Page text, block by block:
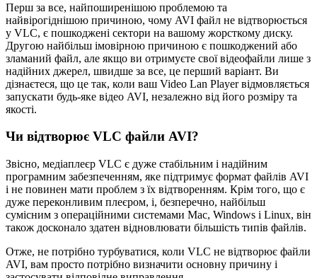
Перш за все, найпоширенішою проблемою та
найвірогіднішою причиною, чому AVI файл не відтворюється
у VLC, є пошкоджені сектори на вашому жорсткому диску.
Другою найбільш імовірною причиною є пошкоджений або
зламаний файл, але якщо ви отримуєте свої відеофайли лише з
надійних джерел, швидше за все, це перший варіант. Ви
дізнаєтеся, що це так, коли ваш Video Lan Player відмовляється
запускати будь-яке відео AVI, незалежно від його розміру та
якості.
Чи відтворює VLC файли AVI?
Звісно, медіаплеєр VLC є дуже стабільним і надійним
програмним забезпеченням, яке підтримує формат файлів AVI
і не повинен мати проблем з їх відтворенням. Крім того, що є
дуже переконливим плеєром, і, безперечно, найбільш
сумісним з операційними системами Mac, Windows і Linux, він
також досконало здатен відновлювати більшість типів файлів.
Отже, не потрібно турбуватися, коли VLC не відтворює файли
AVI, вам просто потрібно визначити основну причину і